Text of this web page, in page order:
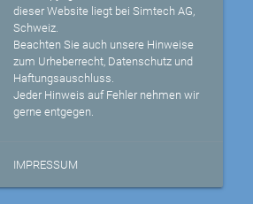
dieser Website liegt bei Simtech AG,
Schweiz.
Beachten Sie auch unsere Hinweise
zum Urheberrecht, Datenschutz und
Haftungsauschluss.
Jeder Hinweis auf Fehler nehmen wir
gerne entgegen.
IMPRESSUM